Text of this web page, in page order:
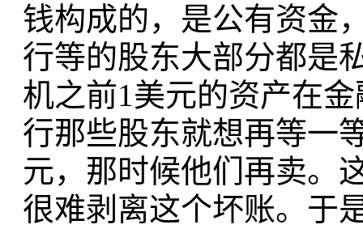
钱构成的，是公有资金
行等的股东大部分都是
机之前1美元的资产在
行那些股东就想再等一
元，那时候他们再卖。
很难剥离这个坏账。于